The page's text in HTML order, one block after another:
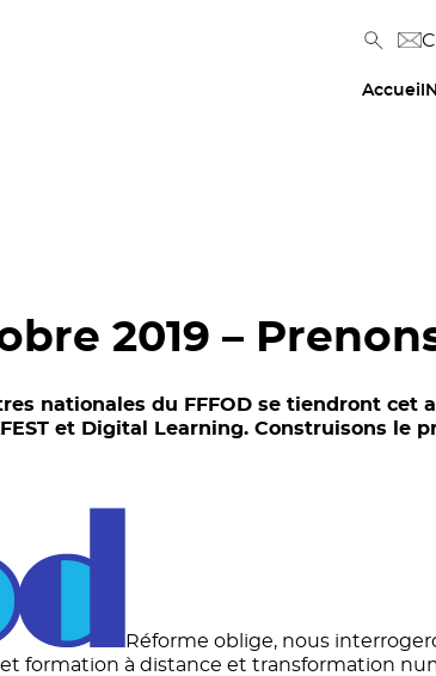
Accueil
2019 –
nationales du FFFOD se tiendront
et Digital Learning. Construisons le
Réforme oblige, nous
formation à distance et transformation